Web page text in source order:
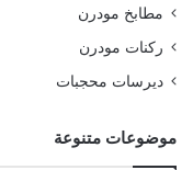
مطابخ مودرن
ركنات مودرن
ديرسات محجبات
موضوعات متنوعة